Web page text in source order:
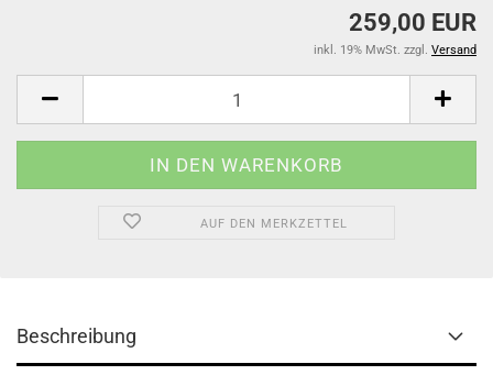
259,00 EUR
inkl. 19% MwSt. zzgl. Versand
AUF DEN MERKZETTEL
Beschreibung